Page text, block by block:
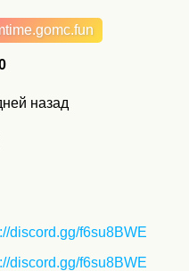
назад
discord.gg/f6su8BWE
discord.gg/f6su8BWE